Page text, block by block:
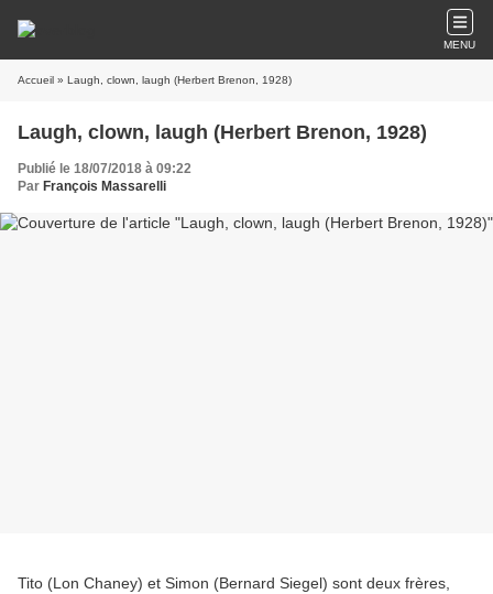
MENU
Accueil » Laugh, clown, laugh (Herbert Brenon, 1928)
Laugh, clown, laugh (Herbert Brenon, 1928)
Publié le 18/07/2018 à 09:22
Par François Massarelli
Tito (Lon Chaney) et Simon (Bernard Siegel) sont deux frères,